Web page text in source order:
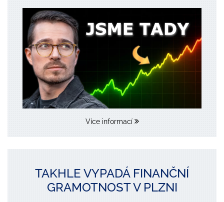
Více informací
TAKHLE VYPADÁ FINANČNÍ
GRAMOTNOST V PLZNI